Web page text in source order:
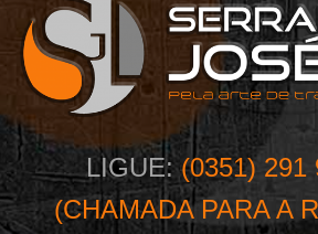
LIGUE:(0351) 291
(CHAMADA PARA A